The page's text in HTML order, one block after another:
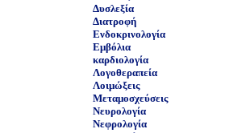
Δυσλεξία
Διατροφή
Ενδοκρινολογία
Εμβόλια
καρδιολογία
Λογοθεραπεία
Λοιμώξεις
Μεταμοσχεύσεις
Νευρολογία
Νεφρολογία